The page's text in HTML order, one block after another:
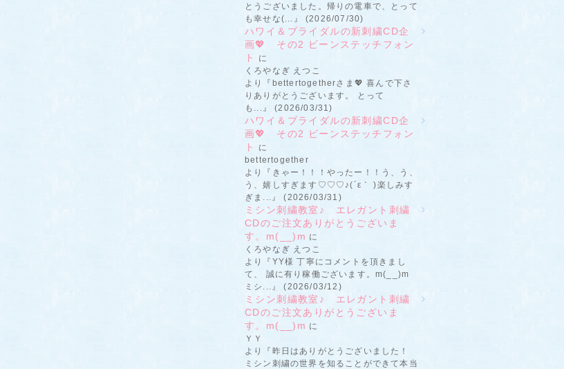
とうございました。帰りの電車で、とって
も幸せな(...』 (2026/07/30)
ハワイ＆ブライダルの新刺繍CD企
画💖 その2 ビーンステッチフォン
ト
に
くろやなぎ えつこ
より『bettertogetherさま💖 喜んで下さ
りありがとうございます。 とって
も...』 (2026/03/31)
ハワイ＆ブライダルの新刺繍CD企
画💖 その2 ビーンステッチフォン
ト
に
bettertogether
より『きゃー！！！やったー！！う、う、
う、嬉しすぎます♡♡♡♪(´ε｀ )楽しみす
ぎま...』 (2026/03/31)
ミシン刺繍教室♪ エレガント刺繍
CDのご注文ありがとうございま
す。m(__)m に
くろやなぎ えつこ
より『YY様 丁寧にコメントを頂きまし
て、 誠に有り稼働ございます。m(__)m
ミシ...』 (2026/03/12)
ミシン刺繍教室♪ エレガント刺繍
CDのご注文ありがとうございま
す。m(__)m に
ＹＹ
より『昨日はありがとうございました！
ミシン刺繍の世界を知ることができて本当